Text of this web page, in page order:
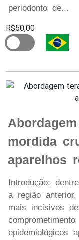
periodonto de...
R$50,00
mordida
aparelhos
Introdução:
a região
mais incisivos
epidemiológicos